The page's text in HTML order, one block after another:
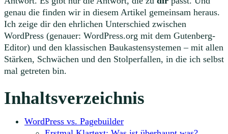
genau die finden wir in diesem Artikel gemeinsam heraus.
Ich zeige dir den ehrlichen Unterschied zwischen
WordPress (genauer: WordPress.org mit dem Gutenberg-
Editor) und den klassischen Baukastensystemen – mit allen
Stärken, Schwächen und den Stolperfallen, in die ich selbst
mal getreten bin.
Inhaltsverzeichnis
WordPress vs. Pagebuilder